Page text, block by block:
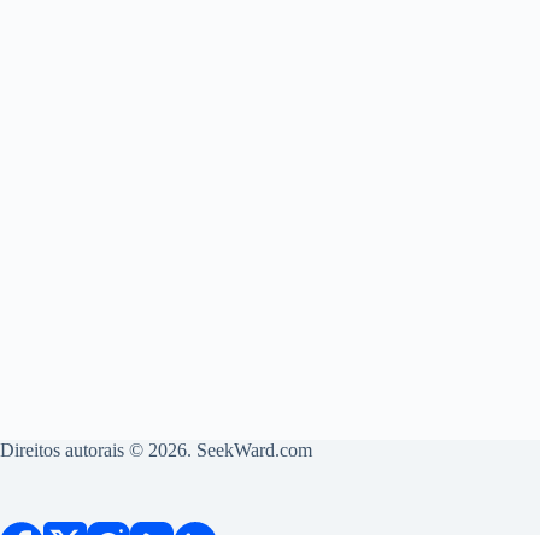
Direitos autorais © 2026. SeekWard.com